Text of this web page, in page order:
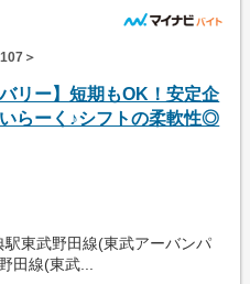
＞
バリー】短期もOK！安定企
らーく♪シフトの柔軟性◎
東武野田線(東武アーバンパ
田線(東武...